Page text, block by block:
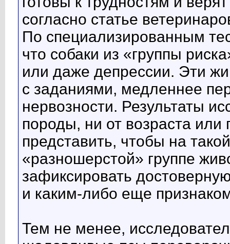
согласно статье
По специализированным
что собаки из «группы
или даже депрессии. Эти
с заданиями, медленнее
нервозности. Результаты
породы, ни от возраста или
представить, чтобы на
«разношерстой» группе
зафиксировать
и каким-либо еще
Тем не менее,